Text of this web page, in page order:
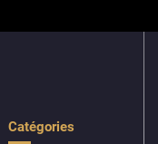
Catégories